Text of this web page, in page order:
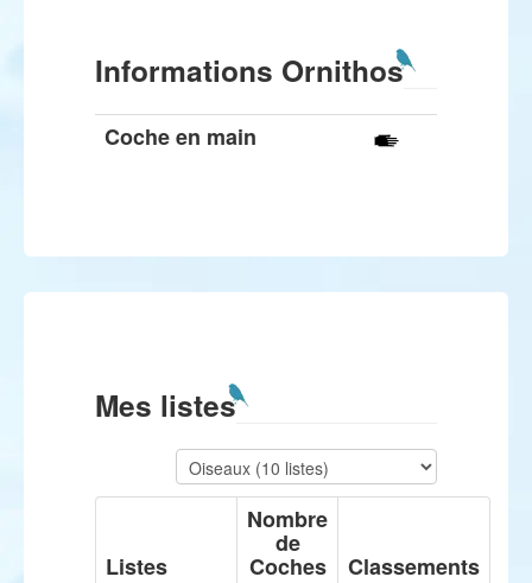
Informations Ornithos
Coche en main
Mes listes
Listes
Nombre
de
Coches Classements